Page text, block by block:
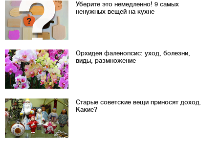
Уберите это немедленно! 9 самых
ненужных вещей на кухне
Орхидея фаленопсис: уход, болезни,
виды, размножение
Старые советские вещи приносят доход.
Какие?